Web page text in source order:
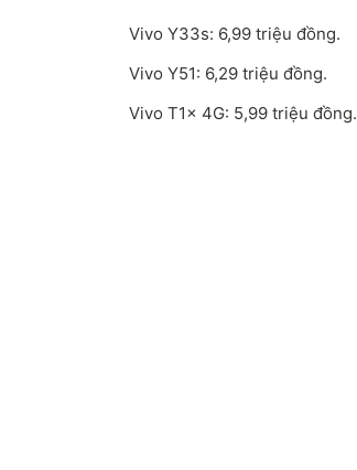
Vivo Y33s: 6,99 triệu đồng.
Vivo Y51: 6,29 triệu đồng.
Vivo T1x 4G: 5,99 triệu đồng.